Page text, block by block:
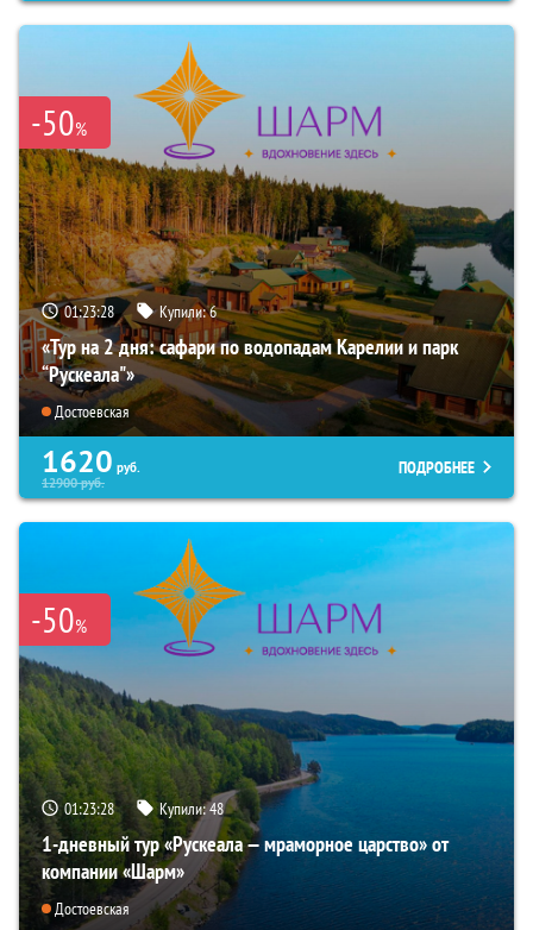
-50%
01:23:27 Купили:6
«Тур на 2 дня: сафари по водопадам Карелии и парк
“Рускеала"»
Достоевская
1620 руб.
12900руб.
ПОДРОБНЕЕ
-50%
01:23:27 Купили:48
1-дневный тур «Рускеала — мраморное царство» от
компании «Шарм»
Достоевская